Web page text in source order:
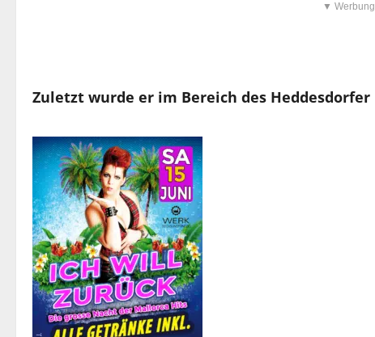
▼
Zuletzt wurde er im Bereich des Heddesdorfer